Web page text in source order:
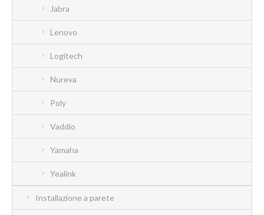
Jabra
Lenovo
Logitech
Nureva
Poly
Vaddio
Yamaha
Yealink
Installazione a parete